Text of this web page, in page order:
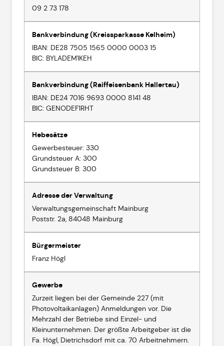
09 2 73 178
Bankverbindung (Kreissparkasse Kelheim)
IBAN: DE28 7505 1565 0000 0003 15
BIC: BYLADEM1KEH
Bankverbindung (Raiffeisenbank Hallertau)
IBAN: DE24 7016 9693 0000 8141 48
BIC: GENODEF1RHT
Hebesätze
Gewerbesteuer: 330
Grundsteuer A: 300
Grundsteuer B: 300
Adresse der Verwaltung
Verwaltungsgemeinschaft Mainburg
Poststr. 2a, 84048 Mainburg
Bürgermeister
Franz Högl
Gewerbe
Zurzeit liegen bei der Gemeinde 227 (mit
Photovoltaikanlagen) Anmeldungen vor. Die
Mehrzahl der Betriebe sind Einzel- und
Kleinunternehmen. Der größte Arbeitgeber ist die
Fa. Högl, Dietrichsdorf mit ca. 70 Arbeitnehmern.